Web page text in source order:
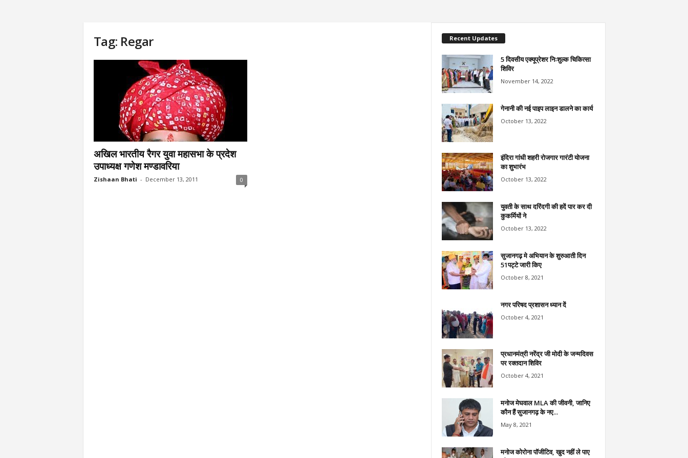
Tag: Regar
अखिल भारतीय रैगर युवा महासभा के प्रदेश
उपाध्यक्ष गणेश मण्डावरिया
Zishaan Bhati - December 13, 2011 0
Recent Updates
5 दिवसीय एक्यूप्रेशर निःशुल्क चिकित्सा
शिविर
November 14, 2022
गेनानी की नई पाइप लाइन डालने का कार्य
October 13, 2022
इंदिरा गांधी शहरी रोजगार गारंटी योजना
का शुभारंभ
October 13, 2022
युवती के साथ दरिंदगी की हदें पार कर दी
कुकर्मियों ने
October 13, 2022
सुजानगढ़ मे अभियान के शुरुआती दिन
51पट्टे जारी किए
October 8, 2021
नगर परिषद प्रशासन ध्यान दें
October 4, 2021
प्रधानमंत्री नरेंद्र जी मोदी के जन्मदिवस
पर रक्तदान शिविर
October 4, 2021
मनोज मेघवाल MLA की जीवनी, जानिए
कौन हैं सुजानगढ़ के नए...
May 8, 2021
मनोज कोरोना पॉजीटिव, खुद नहीं ले पाए